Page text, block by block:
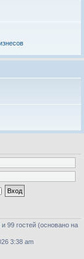
99 гостей (основано на
3:38 am